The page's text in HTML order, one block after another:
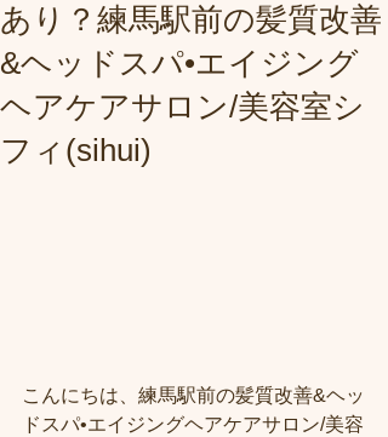
あり？練馬駅前の髪質改善
&ヘッドスパ•エイジング
ヘアケアサロン/美容室シ
フィ(sihui)
こんにちは、練馬駅前の髪質改善&ヘッ
ドスパ•エイジングヘアケアサロン/美容